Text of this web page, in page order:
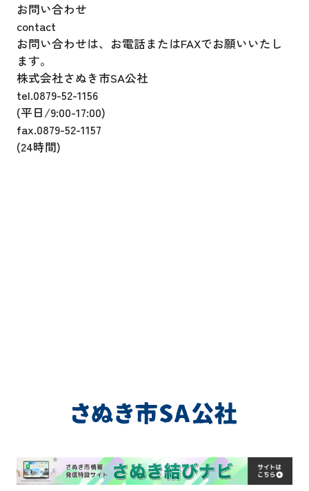
お問い合わせ
contact
お問い合わせは、 お電話またはFAXでお願いいたし
ます。
株式会社さぬき市SA公社
tel.0879-52-1156
(平日/9:00-17:00)
fax.0879-52-1157
(24時間)